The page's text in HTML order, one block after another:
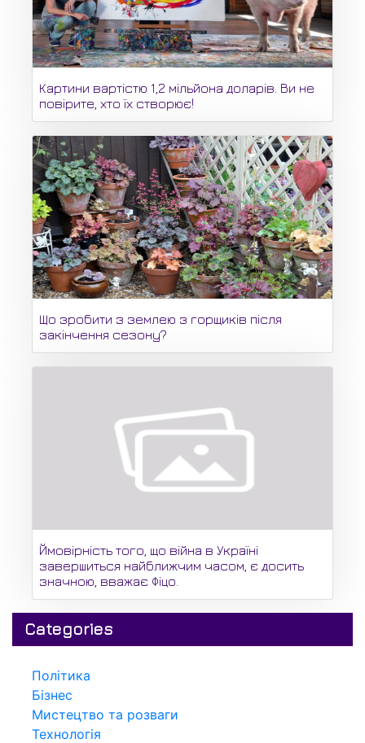
Картини вартістю 1,2 мільйона доларів. Ви не
повірите, хто їх створює!
Що зробити з землею з горщиків після
закінчення сезону?
Ймовірність того, що війна в Україні
завершиться найближчим часом, є досить
значною, вважає Фіцо.
Categories
Політика
Бізнес
Мистецтво та розваги
Технологія